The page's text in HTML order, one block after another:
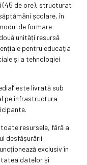
(45 de ore), structurat
școlare, în
de formare
unități resursă
pentru educația
și a tehnologiei
este livrată sub
pe infrastructura
resursele, fără a
desfășurării
exclusiv în
datelor și